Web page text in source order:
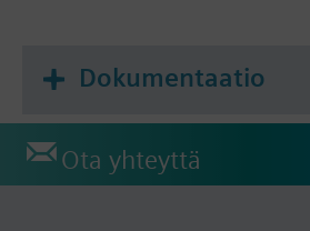
Dokumentaatio
Ota yhteyttä